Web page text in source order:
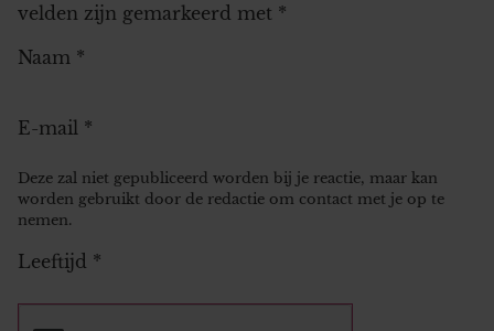
velden zijn gemarkeerd met *
Naam *
E-mail *
Deze zal niet gepubliceerd worden bij je reactie, maar kan
worden gebruikt door de redactie om contact met je op te
nemen.
Leeftijd *